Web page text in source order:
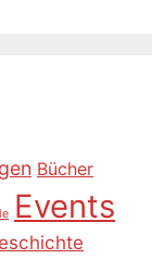
Bücher
Events